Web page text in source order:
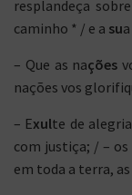
resplandeça
caminho * / e a su
– Que as nações
nações vos
– Exulte de
com justiça; / – os
em toda a terra,